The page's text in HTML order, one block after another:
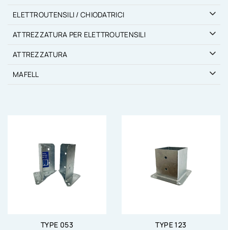
ELETTROUTENSILI / CHIODATRICI
ATTREZZATURA PER ELETTROUTENSILI
ATTREZZATURA
MAFELL
TYPE 053 TYPE 123